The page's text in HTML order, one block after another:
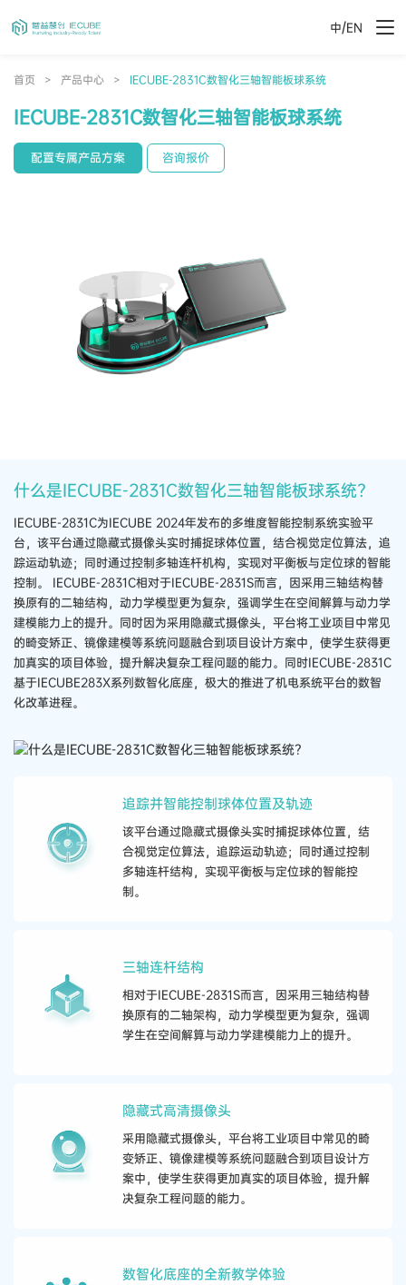
中/EN
首页 > 产品中心 > IECUBE-2831C数智化三轴智能板球系统
IECUBE-2831C数智化三轴智能板球系统
配置专属产品方案 咨询报价
什么是IECUBE-2831C数智化三轴智能板球系统?
IECUBE-2831C为IECUBE 2024年发布的多维度智能控制系统实验平
台，该平台通过隐藏式摄像头实时捕捉球体位置，结合视觉定位算法，追
踪运动轨迹；同时通过控制多轴连杆机构，实现对平衡板与定位球的智能
控制。 IECUBE-2831C相对于IECUBE-2831S而言，因采用三轴结构替
换原有的二轴结构，动力学模型更为复杂，强调学生在空间解算与动力学
建模能力上的提升。同时因为采用隐藏式摄像头，平台将工业项目中常见
的畸变矫正、镜像建模等系统问题融合到项目设计方案中，使学生获得更
加真实的项目体验，提升解决复杂工程问题的能力。同时IECUBE-2831C
基于IECUBE283X系列数智化底座，极大的推进了机电系统平台的数智
化改革进程。
追踪并智能控制球体位置及轨迹
该平台通过隐藏式摄像头实时捕捉球体位置，结
合视觉定位算法，追踪运动轨迹；同时通过控制
多轴连杆结构，实现平衡板与定位球的智能控
制。
三轴连杆结构
相对于IECUBE-2831S而言，因采用三轴结构替
换原有的二轴架构，动力学模型更为复杂，强调
学生在空间解算与动力学建模能力上的提升。
隐藏式高清摄像头
采用隐藏式摄像头，平台将工业项目中常见的畸
变矫正、镜像建模等系统问题融合到项目设计方
案中，使学生获得更加真实的项目体验，提升解
决复杂工程问题的能力。
数智化底座的全新教学体验